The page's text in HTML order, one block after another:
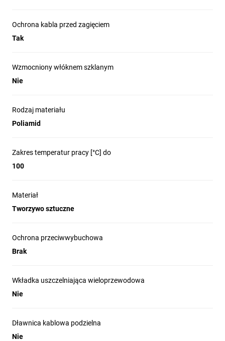
Ochrona kabla przed zagięciem
Tak
Wzmocniony włóknem szklanym
Nie
Rodzaj materiału
Poliamid
Zakres temperatur pracy [°C] do
100
Materiał
Tworzywo sztuczne
Ochrona przeciwwybuchowa
Brak
Wkładka uszczelniająca wieloprzewodowa
Nie
Dławnica kablowa podzielna
Nie